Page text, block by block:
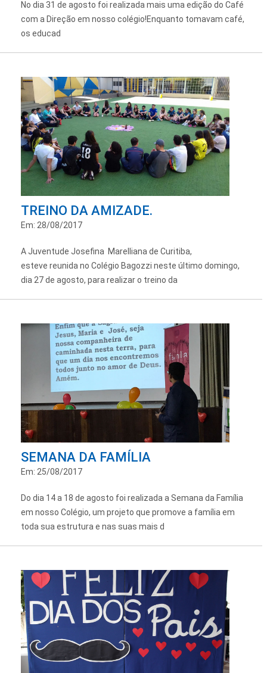
No dia 31 de agosto foi realizada mais uma edição do Café
com a Direção em nosso colégio!Enquanto tomavam café,
os educad
TREINO DA AMIZADE.
Em: 28/08/2017
A Juventude Josefina Marelliana de Curitiba,
esteve reunida no Colégio Bagozzi neste último domingo,
dia 27 de agosto, para realizar o treino da
SEMANA DA FAMÍLIA
Em: 25/08/2017
Do dia 14 a 18 de agosto foi realizada a Semana da Família
em nosso Colégio, um projeto que promove a família em
toda sua estrutura e nas suas mais d